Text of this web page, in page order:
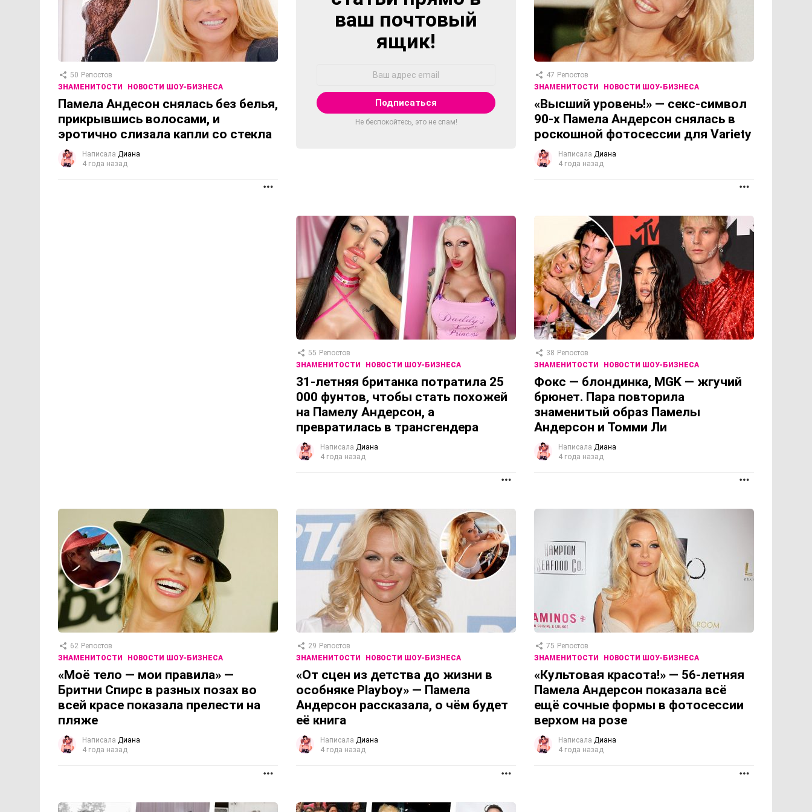
50 Репостов
ЗНАМЕНИТОСТИ
НОВОСТИ ШОУ-БИЗНЕСА
Памела Андесон снялась без белья,
прикрывшись волосами, и
эротично слизала капли со стекла
Написала Диана
4 года назад
ваш почтовый
ящик!
Не беспокойтесь, это не спам!
47 Репостов
ЗНАМЕНИТОСТИ
НОВОСТИ ШОУ-БИЗНЕСА
«Высший уровень!» — секс-символ
90-х Памела Андерсон снялась в
роскошной фотосессии для Variety
Написала Диана
4 года назад
55 Репостов
ЗНАМЕНИТОСТИ
НОВОСТИ ШОУ-БИЗНЕСА
31-летняя британка потратила 25
000 фунтов, чтобы стать похожей
на Памелу Андерсон, а
превратилась в трансгендера
Написала Диана
4 года назад
38 Репостов
ЗНАМЕНИТОСТИ
НОВОСТИ ШОУ-БИЗНЕСА
Фокс — блондинка, MGK — жгучий
брюнет. Пара повторила
знаменитый образ Памелы
Андерсон и Томми Ли
Написала Диана
4 года назад
62 Репостов
ЗНАМЕНИТОСТИ
НОВОСТИ ШОУ-БИЗНЕСА
«Моё тело — мои правила» —
Бритни Спирс в разных позах во
всей красе показала прелести на
пляже
Написала Диана
4 года назад
29 Репостов
ЗНАМЕНИТОСТИ
НОВОСТИ ШОУ-БИЗНЕСА
«От сцен из детства до жизни в
особняке Playboy» — Памела
Андерсон рассказала, о чём будет
её книга
Написала Диана
4 года назад
75 Репостов
ЗНАМЕНИТОСТИ
НОВОСТИ ШОУ-БИЗНЕСА
«Культовая красота!» — 56-летняя
Памела Андерсон показала всё
ещё сочные формы в фотосессии
верхом на розе
Написала Диана
4 года назад